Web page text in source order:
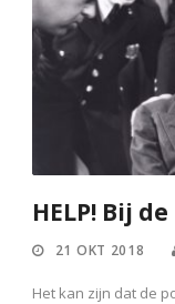
HELP! Bij
21 OKT 2018
Het kan zijn dat de